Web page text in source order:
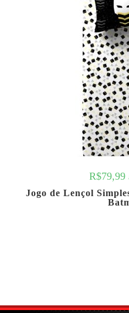
R$79,99
Jogo de Lençol